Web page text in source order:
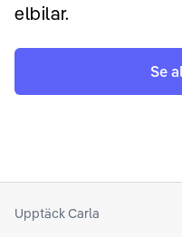
elbilar.
Se
Upptäck Carla